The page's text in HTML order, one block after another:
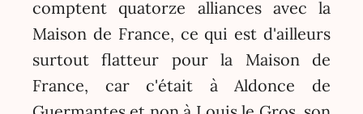
comptent quatorze alliances avec la
Maison de France, ce qui est d'ailleurs
surtout flatteur pour la Maison de
France, car c'était à Aldonce de